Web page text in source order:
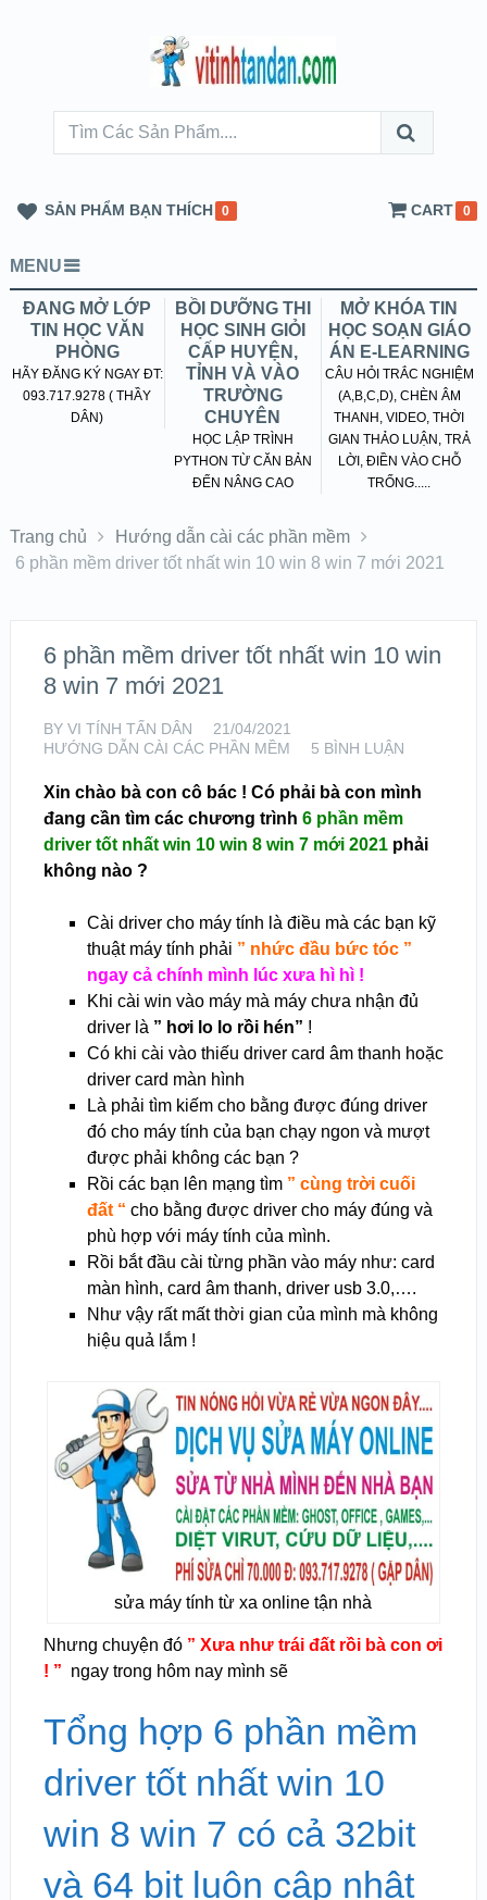
SẢN PHẨM BẠN THÍCH 0 CART 0
MENU
ĐANG MỞ LỚP
TIN HỌC VĂN
PHÒNG
HÃY ĐĂNG KÝ NGAY ĐT:
093.717.9278 ( THẦY
DÂN)
BỒI DƯỠNG THI
HỌC SINH GIỎI
CẤP HUYỆN,
TỈNH VÀ VÀO
TRƯỜNG
CHUYÊN
HỌC LẬP TRÌNH
PYTHON TỪ CĂN BẢN
ĐẾN NÂNG CAO
MỞ KHÓA TIN
HỌC SOẠN GIÁO
ÁN E-LEARNING
CÂU HỎI TRẮC NGHIỆM
(A,B,C,D), CHÈN ÂM
THANH, VIDEO, THỜI
GIAN THẢO LUẬN, TRẢ
LỜI, ĐIỀN VÀO CHỖ
TRỐNG.....
Trang chủ
Hướng dẫn cài các phần mềm
6 phần mềm driver tốt nhất win 10 win 8 win 7 mới 2021
6 phần mềm driver tốt nhất win 10 win
8 win 7 mới 2021
BY VI TÍNH TẤN DÂN
21/04/2021
HƯỚNG DẪN CÀI CÁC PHẦN MỀM
5 BÌNH LUẬN
Xin chào bà con cô bác ! Có phải bà con mình
đang cần tìm các chương trình 6 phần mềm
driver tốt nhất win 10 win 8 win 7 mới 2021phải
không nào ?
Cài driver cho máy tính là điều mà các bạn kỹ
thuật máy tính phải ” nhức đầu bức tóc ”
ngay cả chính mình lúc xưa hì hì !
Khi cài win vào máy mà máy chưa nhận đủ
driver là ” hơi lo lo rồi hén” !
Có khi cài vào thiếu driver card âm thanh hoặc
driver card màn hình
Là phải tìm kiếm cho bằng được đúng driver
đó cho máy tính của bạn chạy ngon và mượt
được phải không các bạn ?
Rồi các bạn lên mạng tìm” cùng trời cuối
đất “ cho bằng được driver cho máy đúng và
phù hợp với máy tính của mình.
Rồi bắt đầu cài từng phần vào máy như: card
màn hình, card âm thanh, driver usb 3.0,….
Như vậy rất mất thời gian của mình mà không
hiệu quả lắm !
sửa máy tính từ xa online tận nhà
Nhưng chuyện đó ” Xưa như trái đất rồi bà con ơi
! ” ngay trong hôm nay mình sẽ
Tổng hợp 6 phần mềm
driver tốt nhất win 10
win 8 win 7 có cả 32bit
và 64 bit luôn cập nhật